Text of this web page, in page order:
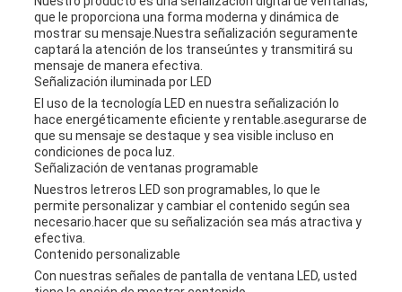
que le proporciona una forma moderna y dinámica de
mostrar su mensaje.Nuestra señalización seguramente
captará la atención de los transeúntes y transmitirá su
mensaje de manera efectiva.
Señalización iluminada por LED
El uso de la tecnología LED en nuestra señalización lo
hace energéticamente eficiente y rentable.asegurarse de
que su mensaje se destaque y sea visible incluso en
condiciones de poca luz.
Señalización de ventanas programable
Nuestros letreros LED son programables, lo que le
permite personalizar y cambiar el contenido según sea
necesario.hacer que su señalización sea más atractiva y
efectiva.
Contenido personalizable
Con nuestras señales de pantalla de ventana LED, usted